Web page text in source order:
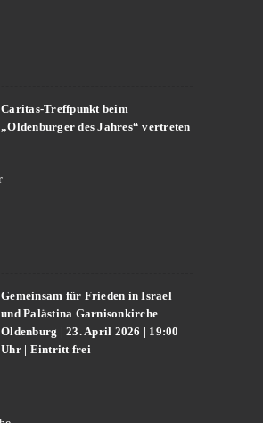
Caritas-Treffpunkt beim
„Oldenburger des Jahres“ vertreten
Gemeinsam für Frieden in Israel
und Palästina Garnisonkirche
Oldenburg | 23. April 2026 | 19:00
Uhr | Eintritt frei